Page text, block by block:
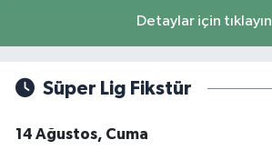
Detaylar için tıklayın
Süper Lig Fikstür
14 Ağustos, Cuma